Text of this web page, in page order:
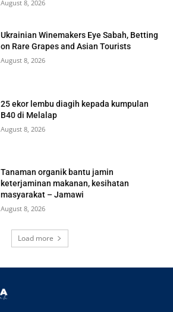
August 8, 2026
Ukrainian Winemakers Eye Sabah, Betting
on Rare Grapes and Asian Tourists
August 8, 2026
25 ekor lembu diagih kepada kumpulan
B40 di Melalap
August 8, 2026
Tanaman organik bantu jamin
keterjaminan makanan, kesihatan
masyarakat – Jamawi
August 8, 2026
Load more